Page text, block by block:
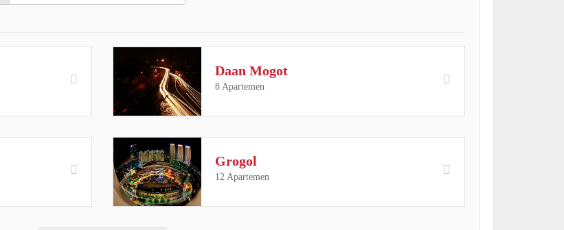
Daan Mogot
8 Apartemen
Grogol
12 Apartemen